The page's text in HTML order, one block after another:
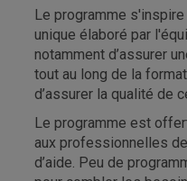
Le programme
unique élaboré par
notamment d’assurer
tout au long de la
d’assurer la qualité de
Le programme est
aux professionnelles
d’aide. Peu de